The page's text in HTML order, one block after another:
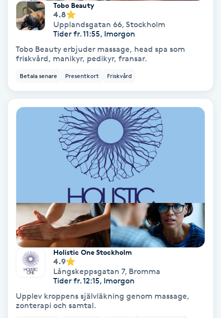
K18
Katun fransar
Kemisk peeling
Kinesiologi
Kinesisk medicin
Klippning
Klippning & Slingor
Klippning ungdom
Koppningsmassage
Tobo Beauty
4.8
Upplandsgatan 66, Stockholm
Tider fr. 11:55, Imorgon
Tobo Beauty erbjuder massage, head spa som
friskvård, manikyr, pedikyr, fransar.
Betala senare Presentkort Friskvård
Holistic One Stockholm
4.9
Långskeppsgatan 7, Bromma
Tider fr. 12:15, Imorgon
Upplev kroppens självläkning genom massage,
zonterapi och samtal.